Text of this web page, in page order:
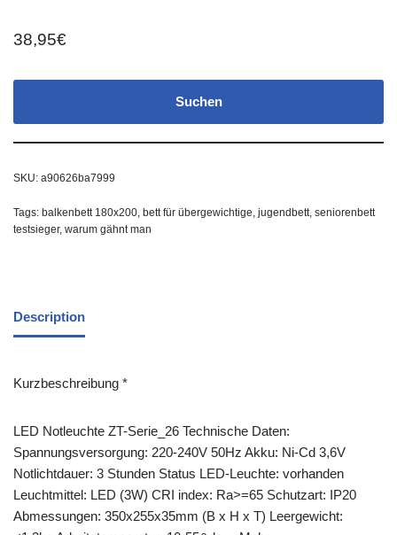
38,95€
Suchen
SKU: a90626ba7999
Tags: balkenbett 180x200 bett für übergewichtige jugendbett seniorenbett
testsieger, warum gähnt man
Description
Kurzbeschreibung *
LED Notleuchte ZT-Serie_26 Technische Daten:
Spannungsversorgung: 220-240V 50Hz Akku: Ni-Cd 3,6V
Notlichtdauer: 3 Stunden Status LED-Leuchte: vorhanden
Leuchtmittel: LED (3W) CRI index: Ra>=65 Schutzart: IP20
Abmessungen: 350x255x35mm (B x H x T) Leergewicht: